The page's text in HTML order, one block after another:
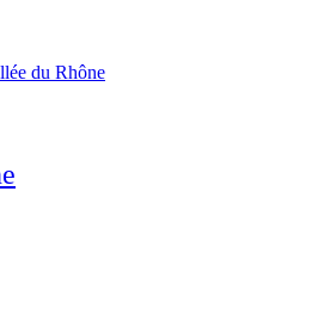
du Rhône